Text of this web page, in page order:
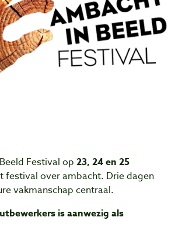
Festival op 23, 24 en 25
festival over ambacht. Drie dagen
vakmanschap centraal.
is aanwezig als